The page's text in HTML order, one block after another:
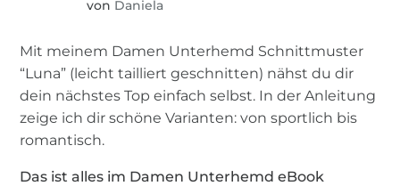
von Daniela
Mit meinem Damen Unterhemd Schnittmuster
“Luna” (leicht tailliert geschnitten) nähst du dir
dein nächstes Top einfach selbst. In der Anleitung
zeige ich dir schöne Varianten: von sportlich bis
romantisch.
Das ist alles im Damen Unterhemd eBook